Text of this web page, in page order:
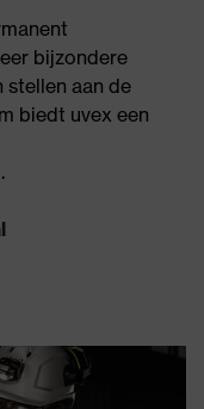
bijzondere
stellen aan de
biedt uvex een